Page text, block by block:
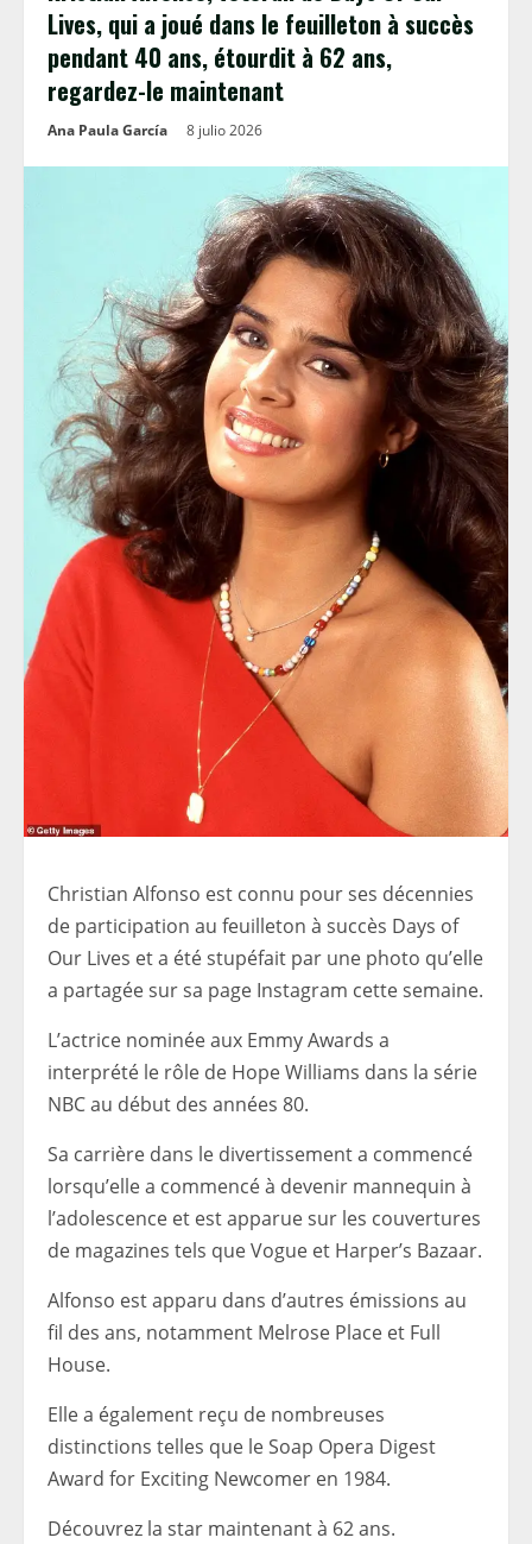
Lives, qui a joué dans le feuilleton à succès
pendant 40 ans, étourdit à 62 ans,
regardez-le maintenant
Ana Paula García 8 julio 2026
Christian Alfonso est connu pour ses décennies
de participation au feuilleton à succès Days of
Our Lives et a été stupéfait par une photo qu’elle
a partagée sur sa page Instagram cette semaine.
L’actrice nominée aux Emmy Awards a
interprété le rôle de Hope Williams dans la série
NBC au début des années 80.
Sa carrière dans le divertissement a commencé
lorsqu’elle a commencé à devenir mannequin à
l’adolescence et est apparue sur les couvertures
de magazines tels que Vogue et Harper’s Bazaar.
Alfonso est apparu dans d’autres émissions au
fil des ans, notamment Melrose Place et Full
House.
Elle a également reçu de nombreuses
distinctions telles que le Soap Opera Digest
Award for Exciting Newcomer en 1984.
Découvrez la star maintenant à 62 ans.